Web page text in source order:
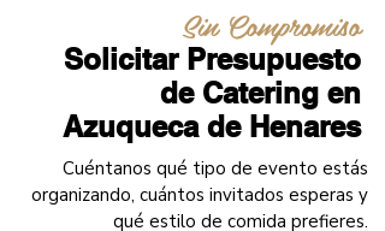
Sin Compromiso
Solicitar Presupuesto
de Catering en
Azuqueca de Henares
Cuéntanos qué tipo de evento estás
organizando, cuántos invitados esperas y
qué estilo de comida prefieres.